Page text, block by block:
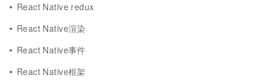
React Native redux
React Native渲染
React Native事件
React Native框架